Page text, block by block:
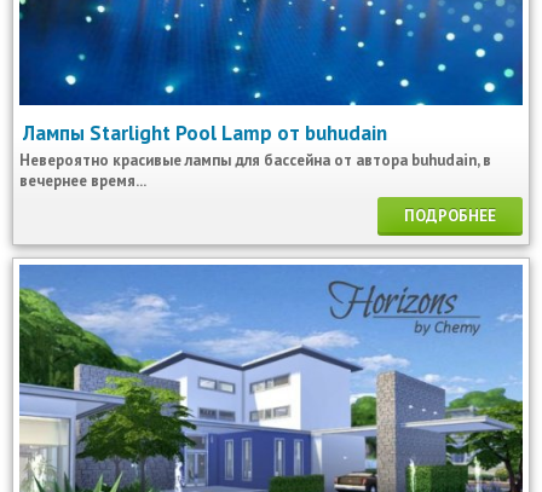
Лампы Starlight Pool Lamp от buhudain
Невероятно красивые лампы для бассейна от автора buhudain, в
вечернее время...
ПОДРОБНЕЕ